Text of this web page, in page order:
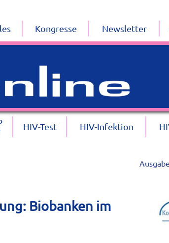
Biobanken im
Kongresse Newsletter
HIV-Test HIV-Infektion